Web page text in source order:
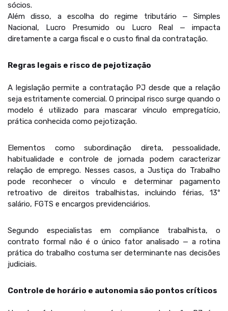
sócios.
Além disso, a escolha do regime tributário — Simples
Nacional, Lucro Presumido ou Lucro Real — impacta
diretamente a carga fiscal e o custo final da contratação.
Regras legais e risco de pejotização
A legislação permite a contratação PJ desde que a relação
seja estritamente comercial. O principal risco surge quando o
modelo é utilizado para mascarar vínculo empregatício,
prática conhecida como pejotização.
Elementos como subordinação direta, pessoalidade,
habitualidade e controle de jornada podem caracterizar
relação de emprego. Nesses casos, a Justiça do Trabalho
pode reconhecer o vínculo e determinar pagamento
retroativo de direitos trabalhistas, incluindo férias, 13º
salário, FGTS e encargos previdenciários.
Segundo especialistas em compliance trabalhista, o
contrato formal não é o único fator analisado — a rotina
prática do trabalho costuma ser determinante nas decisões
judiciais.
Controle de horário e autonomia são pontos críticos